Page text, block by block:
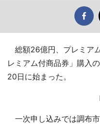
総額26億円、プレミア
レミアム付商品券」購入
20日に始まった。
一次申し込みでは調布